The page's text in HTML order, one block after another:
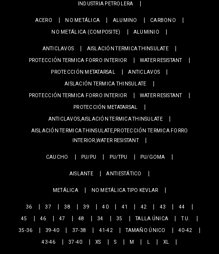
INDUSTRIA PETROLERA
ACERO NO METÁLICA ALUMINO
CARBONO
NO METÁLICA (COMPOSITE)
ALUMINIO
ANTICLAVOS
AISLACIÓN TERMICA THINSULATE
PROTECCIÓN TERMICA FORRO INTERIOR
WATER RESISTANT
PROTECCIÓN METATARSAL
ANTICLAVOS
AISLACIÓN TERMICA THINSULATE
PROTECCIÓN TERMICA FORRO INTERIOR
WATER RESISTANT
PROTECCIÓN METATARSAL
ANTICLAVOS,AISLACIÓN TERMICA THINSULATE
AISLACIÓN TERMICA THINSULATE,PROTECCIÓN TERMICA FORRO
INTERIOR,WATER RESISTANT
CAUCHO PU/PU PU/TPU PU/GOMA
AISLANTE ANTIESTÁTICO
METÁLICA NO METÁLICA TIPO KEVLAR
36 37 38 39 40 41 42 43
44
45
46 47 48 34 35 TALLA ÚNICA
T.U.
35-36
39-40 37-38 41-42 TAMAÑO ÚNICO
40-42
43-46
37-40 XS S M L XL